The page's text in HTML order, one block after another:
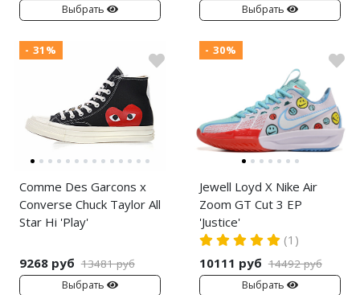
Выбрать Выбрать
- 31%
Comme Des Garcons x
Converse Chuck Taylor All
Star Hi 'Play'
9268 руб 13481 руб
Выбрать
- 30%
Jewell Loyd X Nike Air
Zoom GT Cut 3 EP
'Justice'
(1)
10111 руб 14492 руб
Выбрать